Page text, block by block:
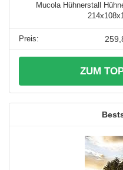
Mucola Hühnerstall
ZUM